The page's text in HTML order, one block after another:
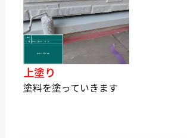
上塗り
塗料を塗っていきます